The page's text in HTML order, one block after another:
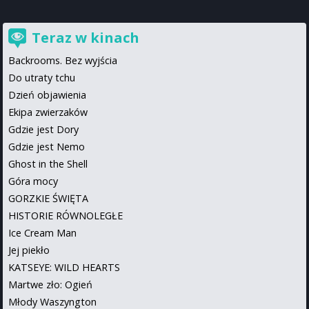
Teraz w kinach
Backrooms. Bez wyjścia
Do utraty tchu
Dzień objawienia
Ekipa zwierzaków
Gdzie jest Dory
Gdzie jest Nemo
Ghost in the Shell
Góra mocy
GORZKIE ŚWIĘTA
HISTORIE RÓWNOLEGŁE
Ice Cream Man
Jej piekło
KATSEYE: WILD HEARTS
Martwe zło: Ogień
Młody Waszyngton